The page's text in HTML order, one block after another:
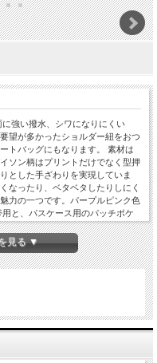
に強い撥水、シワになりにくい
望が多かったショルダー紐をおつ
トバッグにもなります。 素材は
ソン柄はプリントだけでなく型押
とした手ざわりを実現していま
なったり、ベタベタしたりしにく
力の一つです。パープルピンク色
と、パスケース用のパッチポケ
るい色を付けています。 口はフ
を持たせています。これはファス
るようにの配慮です。また裾のマ
た時でも見た目以上に入ります。
といい雰囲気です。 手元のチェ
本の職人がミシンを踏んで縫っ
幅 27センチ、奥行 13セン
さ 310グラム、ショルダー紐
見る ▼